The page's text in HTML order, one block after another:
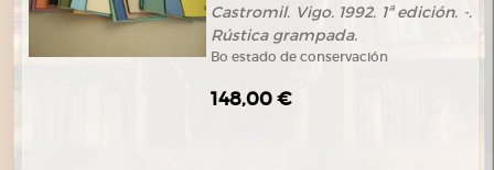
Castromil. Vigo. 1992. 1ª edición. -.
Rústica grampada.
Bo estado de conservación
148,00 €